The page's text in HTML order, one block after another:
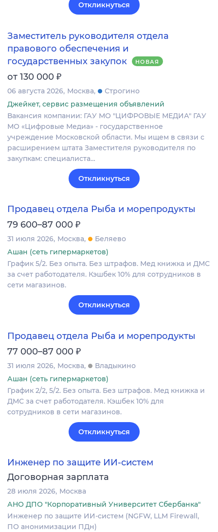
Откликнуться
Заместитель руководителя отдела
правового обеспечения и
государственных закупок
НОВАЯ
от 130 000 ₽
06 августа 2026 Москва
Строгино
Джейкет, сервис размещения объявлений
Вакансия компании: ГАУ МО "ЦИФРОВЫЕ МЕДИА" ГАУ
МО «Цифровые Медиа» - государственное
учреждение Московской области. Мы ищем в связи с
расширением штата Заместителя руководителя по
закупкам: специалиста…
Откликнуться
Продавец отдела Рыба и морепродукты
79 600–87 000 ₽
31 июля 2026 Москва
Беляево
Ашан (сеть гипермаркетов)
График 5/2. Без опыта. Без штрафов. Мед книжка и ДМС
за счет работодателя. Кэшбек 10% для сотрудников в
сети магазинов.
Откликнуться
Продавец отдела Рыба и морепродукты
77 000–87 000 ₽
31 июля 2026 Москва
Владыкино
Ашан (сеть гипермаркетов)
График 2/2, 5/2. Без опыта. Без штрафов. Мед книжка и
ДМС за счет работодателя. Кэшбек 10% для
сотрудников в сети магазинов.
Откликнуться
Инженер по защите ИИ-систем
Договорная зарплата
28 июля 2026 Москва
АНО ДПО "Корпоративный Университет Сбербанка"
Инженер по защите ИИ-систем (NGFW, LLM Firewall,
ПО анонимизации ПДн)